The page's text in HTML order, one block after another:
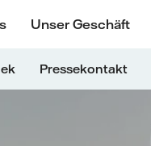
Unser Geschäft
Pressekontakt